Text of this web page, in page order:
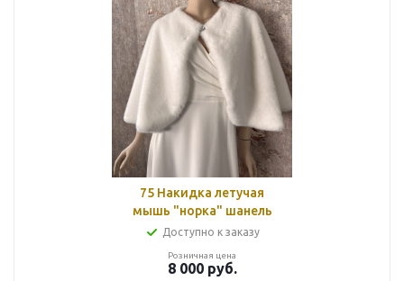
75 Накидка летучая
мышь "норка" шанель
Доступно к заказу
Розничная цена
8 000руб.